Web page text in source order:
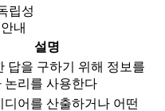
립성
내
설명
답을 구하기 위해 정보를
논리를 사용한다
디어를 산출하거나 어떤